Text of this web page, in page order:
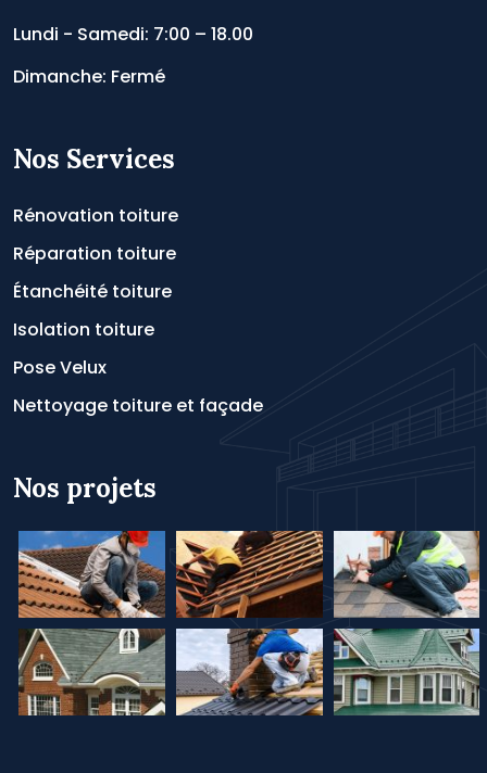
Lundi - Samedi: 7:00 – 18.00
Dimanche: Fermé
Nos Services
Rénovation toiture
Réparation toiture
Étanchéité toiture
Isolation toiture
Pose Velux
Nettoyage toiture et façade
Nos projets